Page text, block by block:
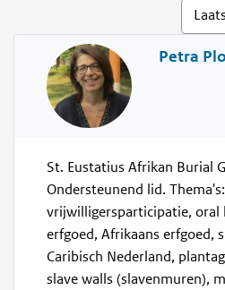
Petra
St. Eustatius Afrikan Burial
Ondersteunend lid. Thema's:
vrijwilligersparticipatie, oral
erfgoed, Afrikaans erfgoed,
Caribisch Nederland,
slave walls (slavenmuren),